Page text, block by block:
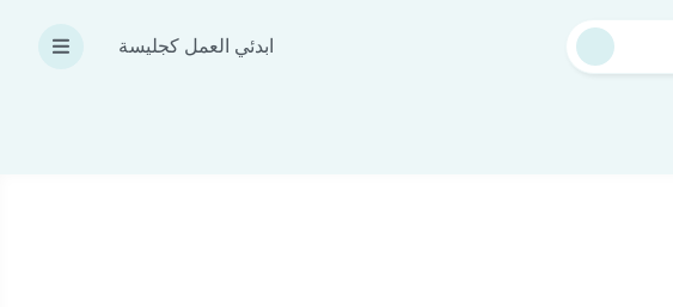
ابدئي العمل كجليسة